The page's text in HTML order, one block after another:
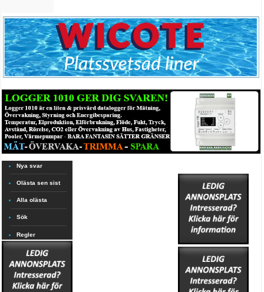
Nya svar
Olästa sen sist
Alla olästa
Sök
Regler